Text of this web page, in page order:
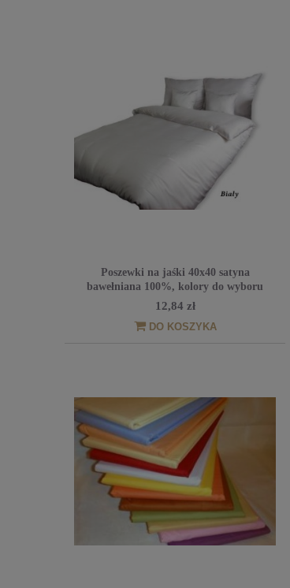
Poszewki na jaśki 40x40 satyna
bawełniana 100%, kolory do wyboru
12,84 zł
DO KOSZYKA